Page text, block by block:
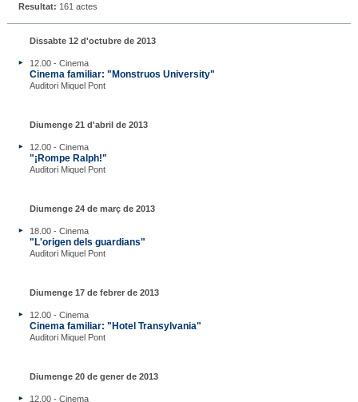
Resultat: 161 actes
Dissabte 12 d'octubre de 2013
12.00 - Cinema
Cinema familiar: "Monstruos University"
Auditori Miquel Pont
Diumenge 21 d'abril de 2013
12.00 - Cinema
"¡Rompe Ralph!"
Auditori Miquel Pont
Diumenge 24 de març de 2013
18.00 - Cinema
"L'origen dels guardians"
Auditori Miquel Pont
Diumenge 17 de febrer de 2013
12.00 - Cinema
Cinema familiar: "Hotel Transylvania"
Auditori Miquel Pont
Diumenge 20 de gener de 2013
12.00 - Cinema